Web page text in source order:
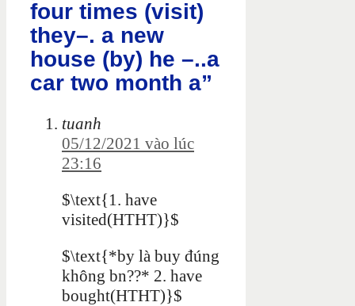
four times (visit)
they–. a new
house (by) he –..a
car two month a”
tuanh
05/12/2021 vào lúc
23:16
$\text{1. have
visited(HTHT)}$
$\text{*by là buy đúng
không bn??* 2. have
bought(HTHT)}$